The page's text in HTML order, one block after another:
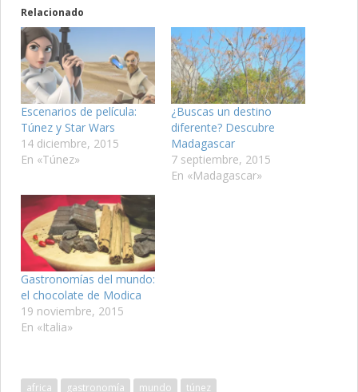
Relacionado
Escenarios de película:
Túnez y Star Wars
14 diciembre, 2015
En «Túnez»
¿Buscas un destino
diferente? Descubre
Madagascar
7 septiembre, 2015
En «Madagascar»
Gastronomías del mundo:
el chocolate de Modica
19 noviembre, 2015
En «Italia»
africa gastronomía mundo túnez